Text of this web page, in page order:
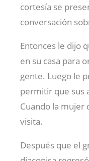
cortesía se
conversación
Entonces le dijo
en su casa para
gente. Luego le
permitir que sus
Cuando la mujer
visita.
Después que el